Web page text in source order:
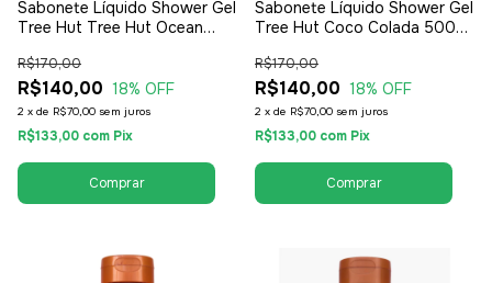
Sabonete Líquido Shower Gel
Tree Hut Tree Hut Ocean
R$140,00
R$170,00
18% OFF
2 x de R$70,00 sem juros
R$133,00 com Pix
Sabonete Líquido Shower Gel
Tree Hut Coco Colada 500ml
R$140,00
R$170,00
18% OFF
2 x de R$70,00 sem juros
R$133,00 com Pix